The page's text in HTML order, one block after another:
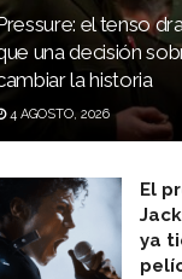
el tenso
una decisión
la historia
4 AGOSTO, 2026
El
ya